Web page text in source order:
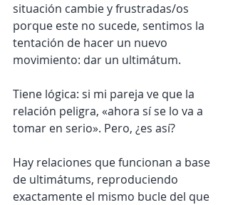
situación cambie y frustradas/os
porque este no sucede, sentimos la
tentación de hacer un nuevo
movimiento: dar un ultimátum.
Tiene lógica: si mi pareja ve que la
relación peligra, «ahora sí se lo va a
tomar en serio». Pero, ¿es así?
Hay relaciones que funcionan a base
de ultimátums, reproduciendo
exactamente el mismo bucle del que